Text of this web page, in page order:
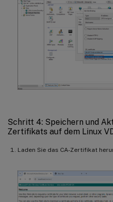
Schritt 4: Speichern und
Zertifikats auf dem Linux
Laden Sie das CA-Zertifikat